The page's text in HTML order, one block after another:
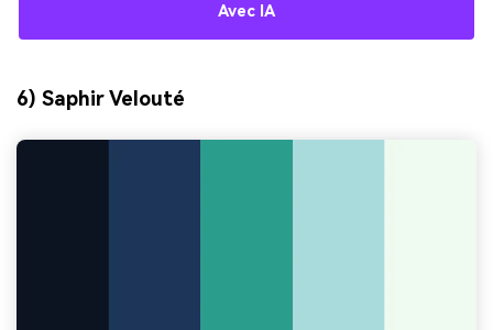
Avec IA
6) Saphir Velouté